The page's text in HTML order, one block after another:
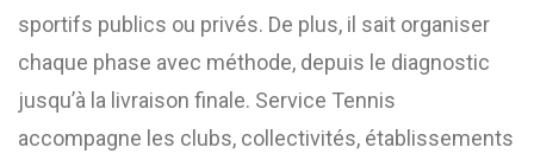
sportifs publics ou privés. De plus, il sait organiser
chaque phase avec méthode, depuis le diagnostic
jusqu’à la livraison finale. Service Tennis
accompagne les clubs, collectivités, établissements